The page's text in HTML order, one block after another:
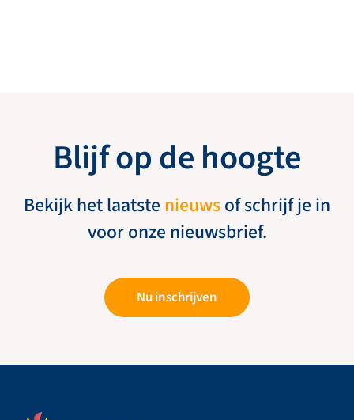
Blijf op de hoogte
Bekijk het laatste nieuwsof schrijf je in
voor onze nieuwsbrief.
Nu inschrijven